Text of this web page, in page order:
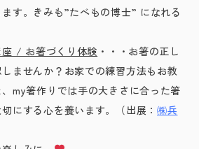
す。きみも”たべもの博士” になれる
/ お箸づくり体験 ・・・お箸の正し
ませんか？お家での練習方法もお教
my箸作りでは手の大きさに合った箸
にする心を養います。（出展：㈱兵